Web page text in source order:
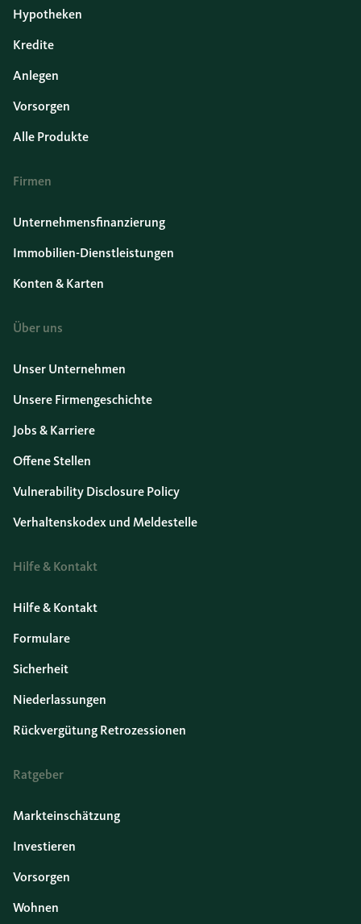
Hypotheken
Kredite
Anlegen
Vorsorgen
Alle Produkte
Firmen
Unternehmensfinanzierung
Immobilien-Dienstleistungen
Konten & Karten
Über uns
Unser Unternehmen
Unsere Firmengeschichte
Jobs & Karriere
Offene Stellen
Vulnerability Disclosure Policy
Verhaltenskodex und Meldestelle
Hilfe & Kontakt
Hilfe & Kontakt
Formulare
Sicherheit
Niederlassungen
Rückvergütung Retrozessionen
Ratgeber
Markteinschätzung
Investieren
Vorsorgen
Wohnen